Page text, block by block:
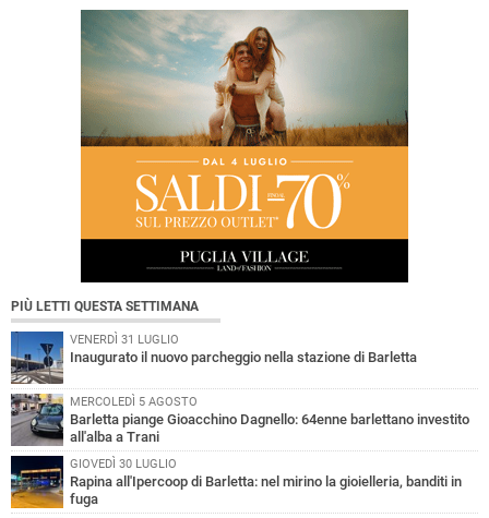
PIÙ LETTI QUESTA SETTIMANA
VENERDÌ 31 LUGLIO
Inaugurato il nuovo parcheggio nella stazione di Barletta
MERCOLEDÌ 5 AGOSTO
Barletta piange Gioacchino Dagnello: 64enne barlettano investito
all'alba a Trani
GIOVEDÌ 30 LUGLIO
Rapina all'Ipercoop di Barletta: nel mirino la gioielleria, banditi in
fuga